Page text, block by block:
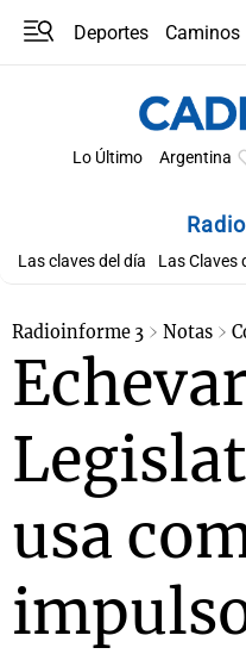
Deportes Caminos
Lo Último Argentina
Las claves del día Las Claves
Radioinforme 3 Notas
usa